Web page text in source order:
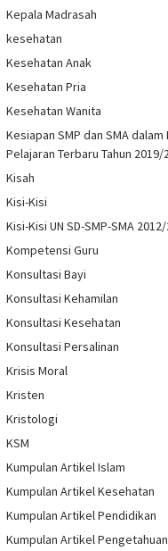
Kepala Madrasah
kesehatan
Kesehatan Anak
Kesehatan Pria
Kesehatan Wanita
Kesiapan SMP dan SMA
Pelajaran Terbaru Tahun 2019/
Kisah
Kisi-Kisi
Kisi-Kisi UN SD-SMP-SMA
Kompetensi Guru
Konsultasi Bayi
Konsultasi Kehamilan
Konsultasi Kesehatan
Konsultasi Persalinan
Krisis Moral
Kristen
Kristologi
KSM
Kumpulan Artikel Islam
Kumpulan Artikel Kesehatan
Kumpulan Artikel Pendidikan
Kumpulan Artikel Pengetahuan